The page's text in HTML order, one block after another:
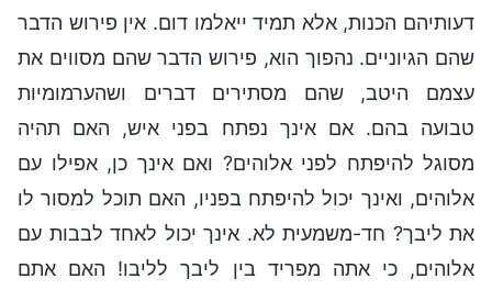
דעותיהם הכנות, אלא תמיד ייאלמו דום. אין פירוש הדבר
שהם הגיוניים. נהפוך הוא, פירוש הדבר שהם מסווים את
עצמם היטב, שהם מסתירים דברים ושהערמומיות
טבועה בהם. אם אינך נפתח בפני איש, האם תהיה
מסוגל להיפתח לפני אלוהים? ואם אינך כן, אפילו עם
אלוהים, ואינך יכול להיפתח בפניו, האם תוכל למסור לו
את ליבך? חד-משמעית לא. אינך יכול לאחד לבבות עם
אלוהים, כי אתה מפריד בין ליבך לליבו! האם אתם